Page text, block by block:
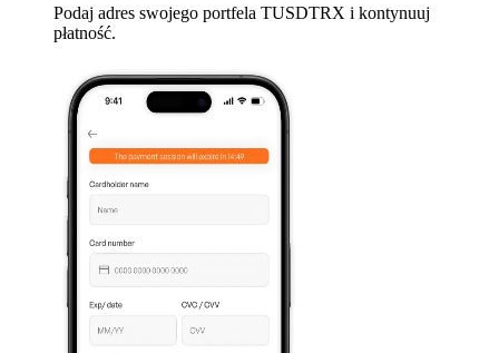
Podaj adres swojego portfela TUSDTRX i kontynuuj
płatność.